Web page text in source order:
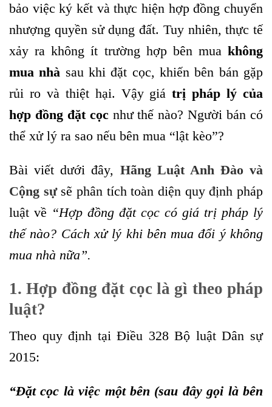
bảo việc ký kết và thực hiện hợp đồng chuyển
nhượng quyền sử dụng đất. Tuy nhiên, thực tế
xảy ra không ít trường hợp bên mua không
mua nhà sau khi đặt cọc, khiến bên bán gặp
rủi ro và thiệt hại. Vậy giátrị pháp lý của
hợp đồng đặt cọcnhư thế nào? Người bán có
thể xử lý ra sao nếu bên mua “lật kèo”?
Bài viết dưới đây, Hãng Luật Anh Đào và
Cộng sựsẽ phân tích toàn diện quy định pháp
luật về “Hợp đồng đặt cọc có giá trị pháp lý
thế nào? Cách xử lý khi bên mua đổi ý không
mua nhà nữa”.
1. Hợp đồng đặt cọc là gì theo pháp
luật?
Theo quy định tại Điều 328 Bộ luật Dân sự
2015:
“Đặt cọc là việc một bên (sau đây gọi là bên